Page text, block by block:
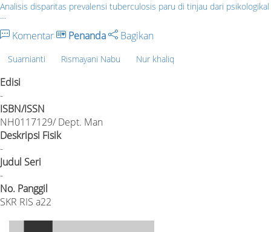
Analisis disparitas prevalensi tuberculosis paru di tinjau dari psikologikal
…
Komentar Penanda Bagikan
Suarnianti Rismayani Nabu Nur khaliq
Edisi
-
ISBN/ISSN
NH0117129/ Dept. Man
Deskripsi Fisik
-
Judul Seri
-
No. Panggil
SKR RIS a22